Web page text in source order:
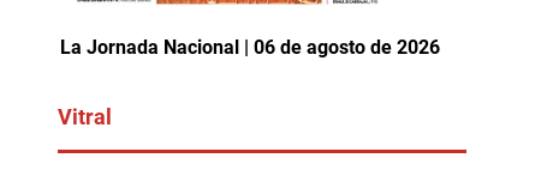
La Jornada Nacional | 06 de agosto de 2026
Vitral